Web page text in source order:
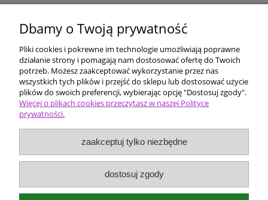
Ten produkt jest niedostępny.
Pomoc
Dostawa i płatności
Ceny i rodzaje zakupów
O firmie
Dbamy o Twoją prywatność
Pliki cookies i pokrewne im technologie umożliwiają poprawne
działanie strony i pomagają nam dostosować ofertę do Twoich
potrzeb. Możesz zaakceptować wykorzystanie przez nas
wszystkich tych plików i przejść do sklepu lub dostosować użycie
plików do swoich preferencji, wybierając opcję "Dostosuj zgody".
Więcej o plikach cookies przeczytasz w naszej Polityce
prywatności.
zaakceptuj tylko niezbędne
dostosuj zgody